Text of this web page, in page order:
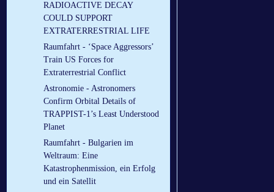
RADIOACTIVE DECAY
COULD SUPPORT
EXTRATERRESTRIAL LIFE
Raumfahrt - ‘Space Aggressors’
Train US Forces for
Extraterrestrial Conflict
Astronomie - Astronomers
Confirm Orbital Details of
TRAPPIST-1’s Least Understood
Planet
Raumfahrt - Bulgarien im
Weltraum: Eine
Katastrophenmission, ein Erfolg
und ein Satellit